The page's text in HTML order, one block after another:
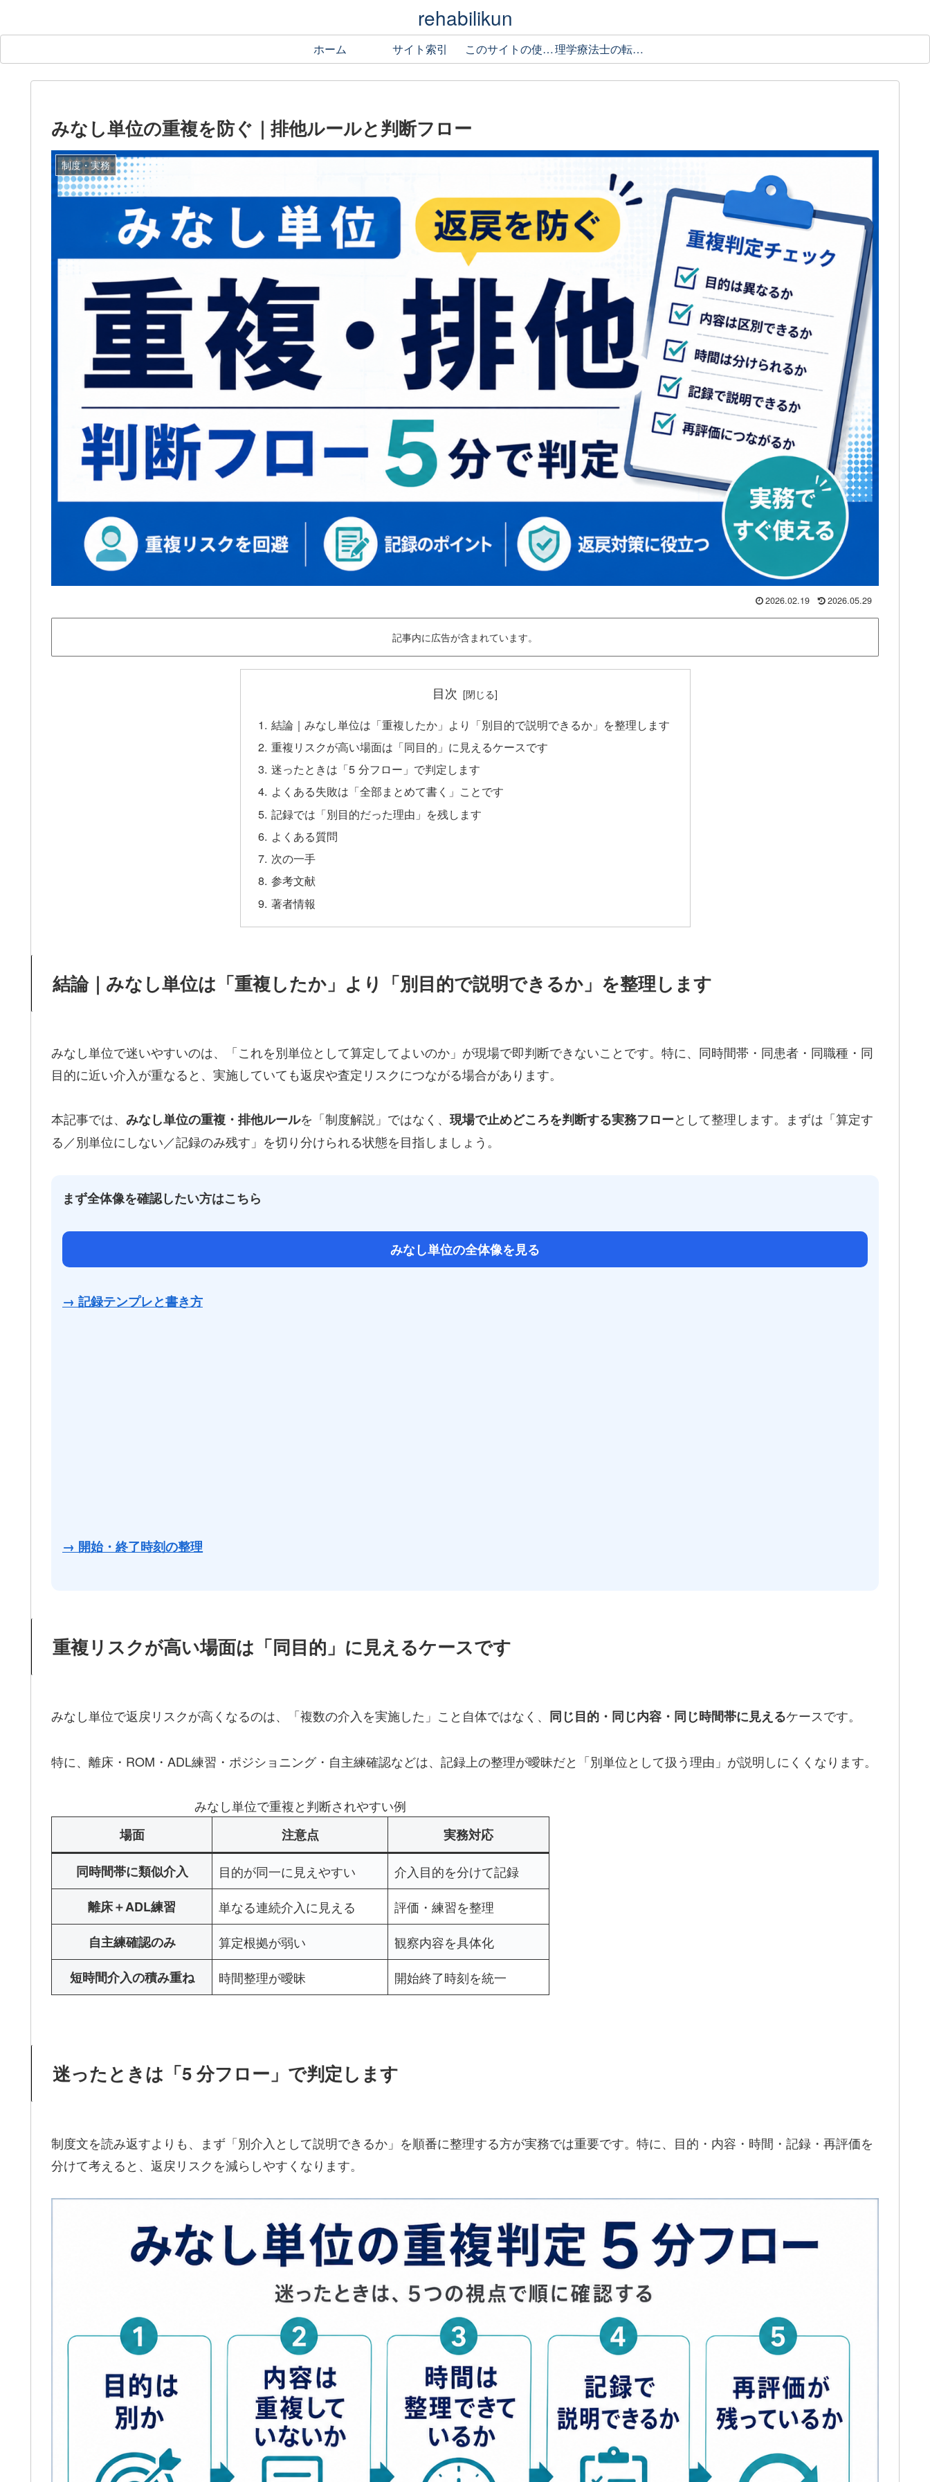
rehabilikun
ホーム サイト索引 このサイトの使い方 理学療法士の転職ガイド
みなし単位の重複を防ぐ｜排他ルールと判断フロー
制度・実務
2026.02.19 2026.05.29
記事内に広告が含まれています。
目次
結論｜みなし単位は「重複したか」より「別目的で説明できるか」を整理します
重複リスクが高い場面は「同目的」に見えるケースです
迷ったときは「5 分フロー」で判定します
よくある失敗は「全部まとめて書く」ことです
記録では「別目的だった理由」を残します
よくある質問
次の一手
参考文献
著者情報
結論｜みなし単位は「重複したか」より「別目的で説明できるか」を整理します
みなし単位で迷いやすいのは、「これを別単位として算定してよいのか」が現場で即判断できないことです。特に、同時間帯・同患者・同職種・同
目的に近い介入が重なると、実施していても返戻や査定リスクにつながる場合があります。
本記事では、 みなし単位の重複・排他ルールを「制度解説」ではなく、 現場で止めどころを判断する実務フローとして整理します。まずは「算定す
る／別単位にしない／記録のみ残す」を切り分けられる状態を目指しましょう。
まず全体像を確認したい方はこちら
みなし単位の全体像を見る
→ 記録テンプレと書き方
→ 開始・終了時刻の整理
重複リスクが高い場面は「同目的」に見えるケースです
みなし単位で返戻リスクが高くなるのは、「複数の介入を実施した」こと自体ではなく、 同じ目的・同じ内容・同じ時間帯に見えるケースです。
特に、離床・ROM・ADL練習・ポジショニング・自主練確認などは、記録上の整理が曖昧だと「別単位として扱う理由」が説明しにくくなります。
みなし単位で重複と判断されやすい例
場面
注意点 実務対応
同時間帯に類似介入 目的が同一に見えやすい
介入目的を分けて記録
離床＋ADL練習
単なる連続介入に見える
評価・練習を整理
自主練確認のみ
算定根拠が弱い
観察内容を具体化
短時間介入の積み重ね
時間整理が曖昧 開始終了時刻を統一
迷ったときは「5 分フロー」で判定します
制度文を読み返すよりも、まず「別介入として説明できるか」を順番に整理する方が実務では重要です。特に、目的・内容・時間・記録・再評価を
分けて考えると、返戻リスクを減らしやすくなります。